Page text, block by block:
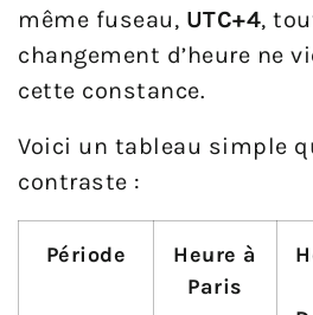
même fuseau, UTC+4,
changement d’heure ne
cette constance.
Voici un tableau simple
contraste :
Période
Heure à
Paris